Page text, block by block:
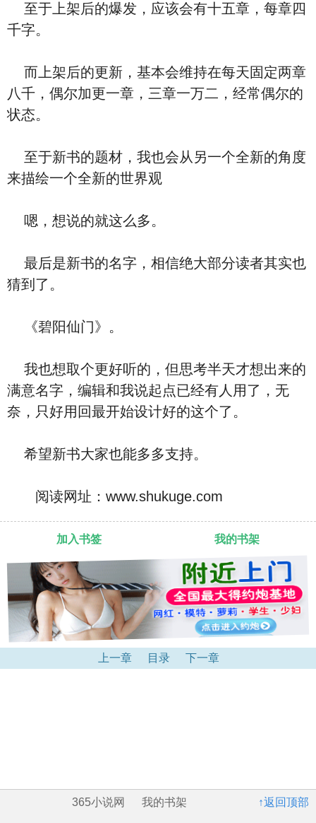
至于上架后的爆发，应该会有十五章，每章四
千字。
而上架后的更新，基本会维持在每天固定两章
八千，偶尔加更一章，三章一万二，经常偶尔的
状态。
至于新书的题材，我也会从另一个全新的角度
来描绘一个全新的世界观
嗯，想说的就这么多。
最后是新书的名字，相信绝大部分读者其实也
猜到了。
《碧阳仙门》。
我也想取个更好听的，但思考半天才想出来的
满意名字，编辑和我说起点已经有人用了，无
奈，只好用回最开始设计好的这个了。
希望新书大家也能多多支持。
阅读网址：www.shukuge.com
加入书签 我的书架
上一章 目录 下一章
↑返回顶部
365小说网 我的书架